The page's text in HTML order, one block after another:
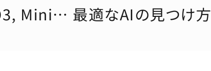
Mini… 最適なAIの見つけ方